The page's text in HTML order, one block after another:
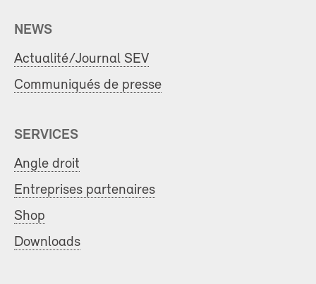
NEWS
Actualité/Journal SEV
Communiqués de presse
SERVICES
Angle droit
Entreprises partenaires
Shop
Downloads